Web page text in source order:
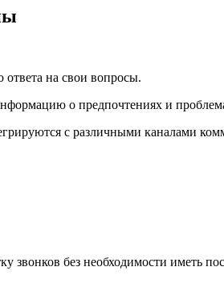
на свои вопросы.
о предпочтениях и
с различными каналами
звонков без необходимости иметь